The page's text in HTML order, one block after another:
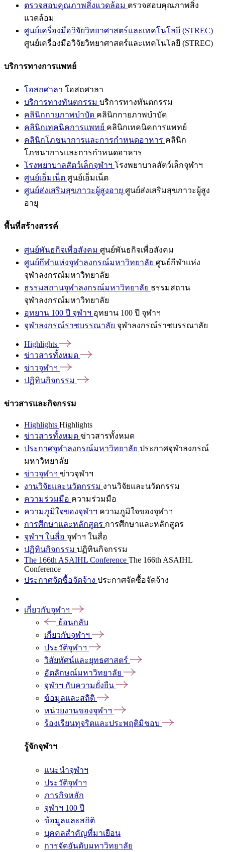
ตรวจสอบคุณภาพสิ่งแวดล้อม ตรวจสอบคุณภาพสิ่ง
แวดล้อม
ศูนย์เครื่องมือวิจัยวิทยาศาสตร์และเทคโนโลยี (STREC)
ศูนย์เครื่องมือวิจัยวิทยาศาสตร์และเทคโนโลยี (STREC)
บริการทางการแพทย์
โอสถศาลา โอสถศาลา
บริการทางทันตกรรม บริการทางทันตกรรม
คลินิกกายภาพบำบัด คลินิกกายภาพบำบัด
คลินิกเทคนิคการแพทย์ คลินิกเทคนิคการแพทย์
คลินิกโภชนาการและการกำหนดอาหาร คลินิก
โภชนาการและการกำหนดอาหาร
โรงพยาบาลสัตว์เล็กจุฬาฯ โรงพยาบาลสัตว์เล็กจุฬาฯ
ศูนย์เอ็มเน็ต ศูนย์เอ็มเน็ต
ศูนย์ส่งเสริมสุขภาวะผู้สูงอายุ ศูนย์ส่งเสริมสุขภาวะผู้สูง
อายุ
พื้นที่สร้างสรรค์
ศูนย์พันธกิจเพื่อสังคม ศูนย์พันธกิจเพื่อสังคม
ศูนย์กีฬาแห่งจุฬาลงกรณ์มหาวิทยาลัย ศูนย์กีฬาแห่ง
จุฬาลงกรณ์มหาวิทยาลัย
ธรรมสถานจุฬาลงกรณ์มหาวิทยาลัย ธรรมสถาน
จุฬาลงกรณ์มหาวิทยาลัย
อุทยาน 100 ปี จุฬาฯ อุทยาน 100 ปี จุฬาฯ
จุฬาลงกรณ์ราชบรรณาลัย จุฬาลงกรณ์ราชบรรณาลัย
Highlights
ข่าวสารทั้งหมด
ข่าวจุฬาฯ
ปฏิทินกิจกรรม
ข่าวสารและกิจกรรม
Highlights Highlights
ข่าวสารทั้งหมด ข่าวสารทั้งหมด
ประกาศจุฬาลงกรณ์มหาวิทยาลัย ประกาศจุฬาลงกรณ์
มหาวิทยาลัย
ข่าวจุฬาฯ ข่าวจุฬาฯ
งานวิจัยและนวัตกรรม งานวิจัยและนวัตกรรม
ความร่วมมือ ความร่วมมือ
ความภูมิใจของจุฬาฯ ความภูมิใจของจุฬาฯ
การศึกษาและหลักสูตร การศึกษาและหลักสูตร
จุฬาฯ ในสื่อ จุฬาฯ ในสื่อ
ปฏิทินกิจกรรม ปฏิทินกิจกรรม
The 166th ASAIHL Conference The 166th ASAIHL
Conference
ประกาศจัดซื้อจัดจ้าง ประกาศจัดซื้อจัดจ้าง
เกี่ยวกับจุฬาฯ
ย้อนกลับ
เกี่ยวกับจุฬาฯ
ประวัติจุฬาฯ
วิสัยทัศน์และยุทธศาสตร์
อัตลักษณ์มหาวิทยาลัย
จุฬาฯ กับความยั่งยืน
ข้อมูลและสถิติ
หน่วยงานของจุฬาฯ
ร้องเรียนทุจริตและประพฤติมิชอบ
รู้จักจุฬาฯ
แนะนำจุฬาฯ
ประวัติจุฬาฯ
ภารกิจหลัก
จุฬาฯ 100 ปี
ข้อมูลและสถิติ
บุคคลสำคัญที่มาเยือน
การจัดอันดับมหาวิทยาลัย